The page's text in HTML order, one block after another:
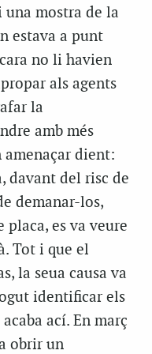
una mostra de la
estava a punt
no li havien
als agents
la
amb més
dient:
davant del risc de
demanar-los,
placa, es va veure
Tot i que el
la seua causa va
identificar els
ací. En març
obrir un